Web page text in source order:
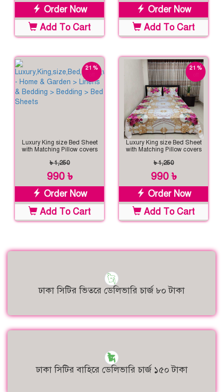
Order Now
Add To Cart
Order Now
Add To Cart
21 %
Luxury King size Bed Sheet
with Matching Pillow covers
৳ 1,250
990 ৳
Order Now
Add To Cart
21 %
Luxury King size Bed Sheet
with Matching Pillow covers
৳ 1,250
990 ৳
Order Now
Add To Cart
ঢাকা সিটির ভিতরে ডেলিভারি চার্জ ৮০ টাকা
ঢাকা সিটির বাহিরে ডেলিভারি চার্জ ১৫০ টাকা